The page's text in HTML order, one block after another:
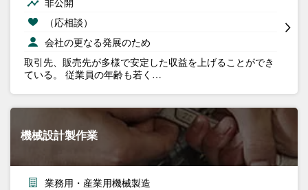
（応相談）
会社の更なる発展のため
取引先、販売先が多様で安定した収益を上げることができ
ている。 従業員の年齢も若く…
機械設計製作業
業務用・産業用機械製造